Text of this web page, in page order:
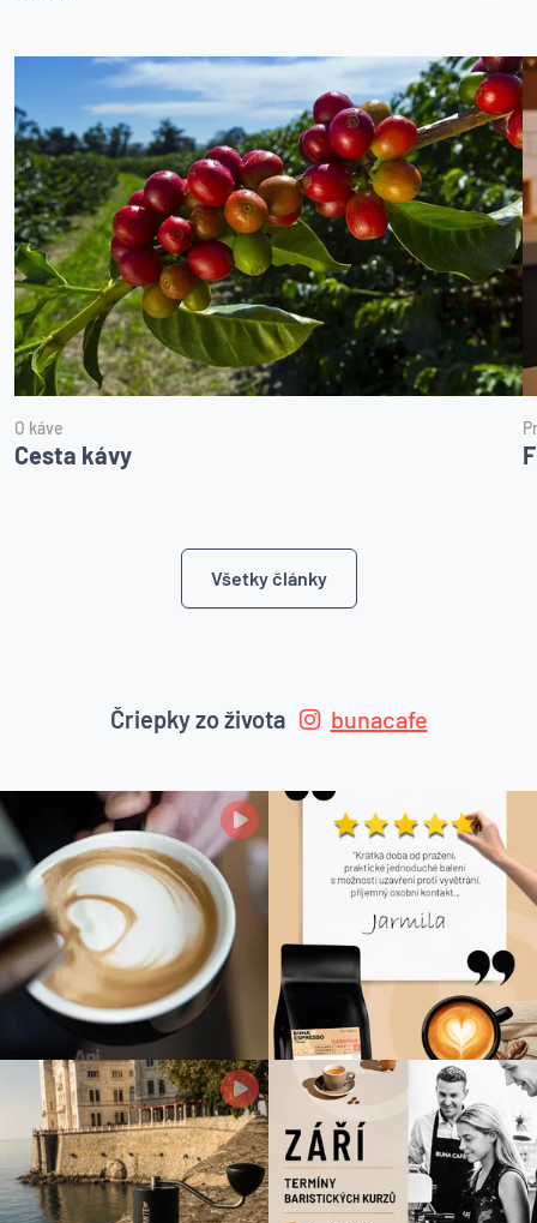
O káve
Cesta kávy
Všetky články
Čriepky zo života bunacafe